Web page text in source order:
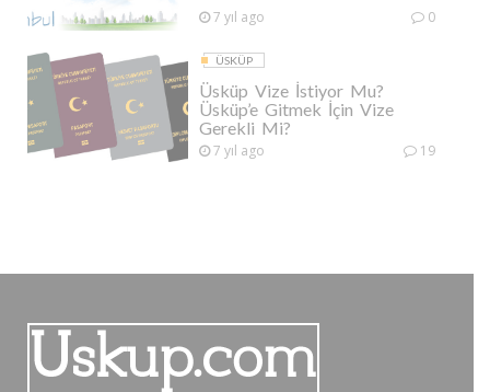
7 yıl ago 0
ÜSKÜP
Üsküp Vize İstiyor Mu?
Üsküp’e Gitmek İçin Vize
Gerekli Mi?
7 yıl ago 19